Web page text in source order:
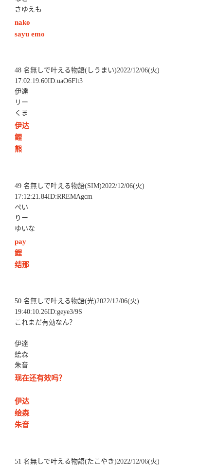
さゆえも
nako
sayu emo
48 名無しで叶える物語(しうまい)2022/12/06(火)
17:02:19.60ID:uaO6Flt3
伊達
リー
くま
伊达
鲤
熊
49 名無しで叶える物語(SIM)2022/12/06(火)
17:12:21.84ID:RREMAgcm
ぺい
りー
ゆいな
pay
鲤
结那
50 名無しで叶える物語(光)2022/12/06(火)
19:40:10.26ID:geye3/9S
これまだ有効なん？
伊達
絵森
朱音
现在还有效吗？
伊达
绘森
朱音
51 名無しで叶える物語(たこやき)2022/12/06(火)